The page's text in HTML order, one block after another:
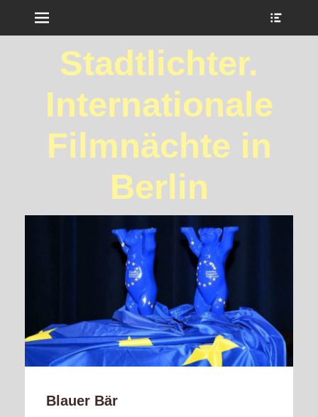
Stadtlichter.
Internationale
Filmnächte in
Berlin
Blauer Bär